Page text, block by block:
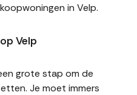
in Velp.
Velp
grote stap om de
Je moet immers